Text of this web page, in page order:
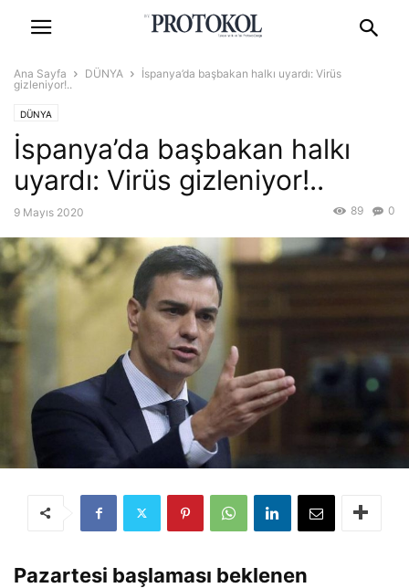
Ana Sayfa DÜNYA
İspanya’da başbakan halkı uyardı: Virüs
gizleniyor!..
DÜNYA
İspanya’da başbakan halkı
uyardı: Virüs gizleniyor!..
9 Mayıs 2020 0
89
Pazartesi başlaması beklenen